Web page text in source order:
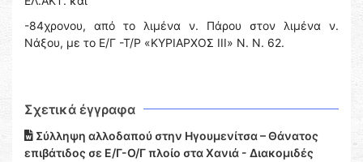
-84χρονου, από το λιμένα ν. Πάρου στον λιμένα ν.
Νάξου, με το Ε/Γ -Τ/Ρ «ΚΥΡΙΑΡΧΟΣ ΙΙΙ» Ν. Ν. 62.
Σχετικά έγγραφα
Σύλληψη αλλοδαπού στην Ηγουμενίτσα – Θάνατος
επιβάτιδος σε Ε/Γ-Ο/Γ πλοίο στα Χανιά - Διακομιδές